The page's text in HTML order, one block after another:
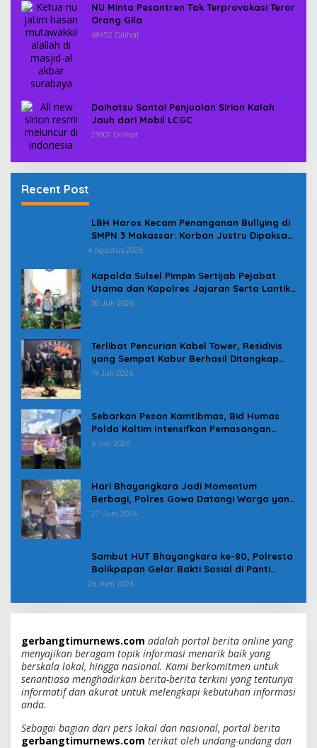
NU Minta Pesantren Tak Terprovokasi Teror
Orang Gila
68452 Dilihat
Daihatsu Santai Penjualan Sirion Kalah
Jauh dari Mobil LCGC
29307 Dilihat
Recent Post
LBH Haros Kecam Penanganan Bullying di
SMPN 3 Makassar: Korban Justru Dipaksa
Pindah
4 Agustus 2026
Kapolda Sulsel Pimpin Sertijab Pejabat
Utama dan Kapolres Jajaran Serta Lantik
Karolog dan Kapolresta Gowa
30 Juli 2026
Terlibat Pencurian Kabel Tower, Residivis
yang Sempat Kabur Berhasil Ditangkap
Tim Gabungan di Jeneponto
19 Juli 2026
Sebarkan Pesan Kamtibmas, Bid Humas
Polda Kaltim Intensifkan Pemasangan
Spanduk serta Pembagian Stiker
6 Juli 2026
Hari Bhayangkara Jadi Momentum
Berbagi, Polres Gowa Datangi Warga yang
Membutuhkan
27 Juni 2026
Sambut HUT Bhayangkara ke-80, Polresta
Balikpapan Gelar Bakti Sosial di Panti
Asuhan Jabal Rahmah
26 Juni 2026
gerbangtimurnews.com adalah portal berita online yang
menyajikan beragam topik informasi menarik baik yang
berskala lokal, hingga nasional. Kami berkomitmen untuk
senantiasa menghadirkan berita-berita terkini yang tentunya
informatif dan akurat untuk melengkapi kebutuhan informasi
anda.
Sebagai bagian dari pers lokal dan nasional, portal berita
gerbangtimurnews.com terikat oleh undang-undang dan